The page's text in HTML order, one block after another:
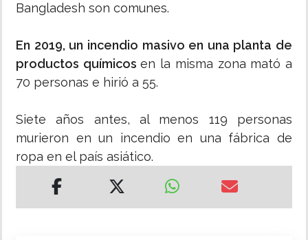
Bangladesh son comunes.
En 2019, un incendio masivo en una planta de
productos químicosen la misma zona mató a
70 personas e hirió a 55.
Siete años antes, al menos 119 personas
murieron en un incendio en una fábrica de
ropa en el país asiático.